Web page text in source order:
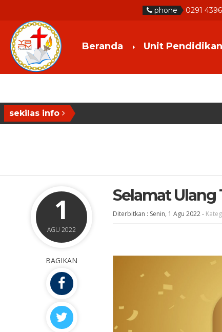
phone 0291
Beranda Unit Pendidikan
sekilas info
1
AGU 2022
Selamat Ulang
Diterbitkan : Senin, 1 Agu 2022-
BAGIKAN